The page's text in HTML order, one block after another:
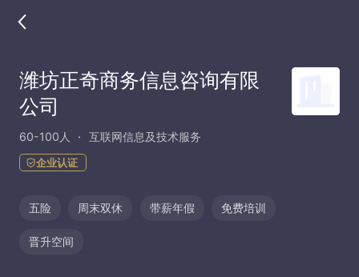
潍坊正奇商务信息咨询有限
公司
60-100人 互联网信息及技术服务
企业认证
五险 周末双休 带薪年假 免费培训
晋升空间